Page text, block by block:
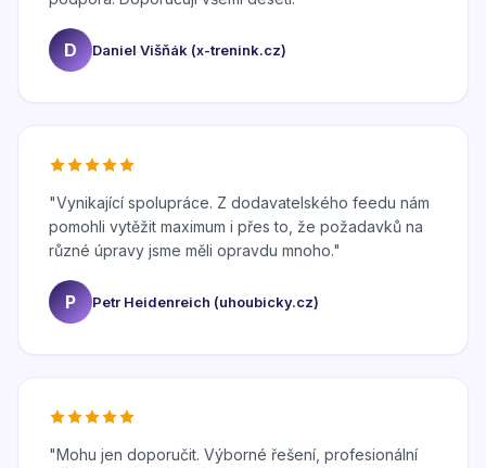
D Daniel Višňák (x-trenink.cz)
"Vynikající spolupráce. Z dodavatelského feedu nám
pomohli vytěžit maximum i přes to, že požadavků na
různé úpravy jsme měli opravdu mnoho."
P Petr Heidenreich (uhoubicky.cz)
"Mohu jen doporučit. Výborné řešení, profesionální